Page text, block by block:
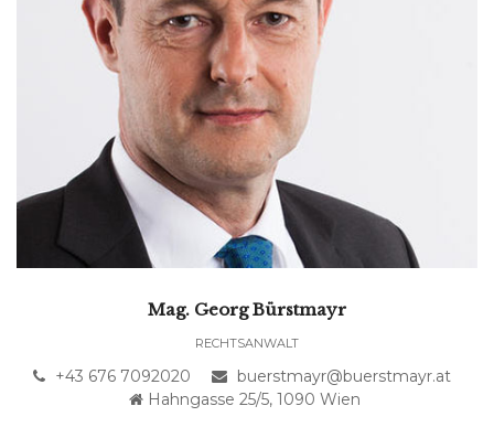
Mag. Georg Bürstmayr
RECHTSANWALT
+43 676 7092020
buerstmayr@buerstmayr.at
Hahngasse 25/5, 1090 Wien